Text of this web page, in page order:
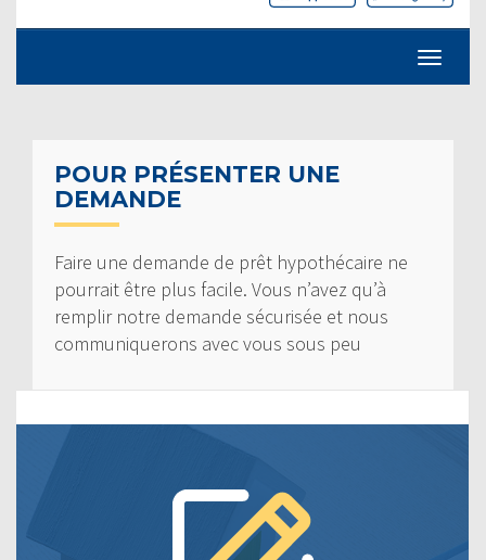
POUR PRÉSENTER UNE
DEMANDE
Faire une demande de prêt hypothécaire ne
pourrait être plus facile. Vous n’avez qu’à
remplir notre demande sécurisée et nous
communiquerons avec vous sous peu